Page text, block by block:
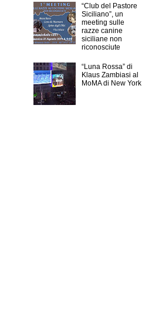
“Club del Pastore
Siciliano”, un
meeting sulle
razze canine
siciliane non
riconosciute
“Luna Rossa” di
Klaus Zambiasi al
MoMA di New York